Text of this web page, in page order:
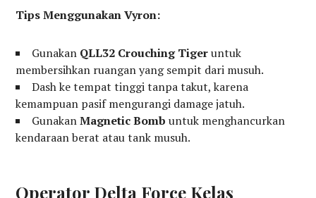
Tips Menggunakan Vyron:
Gunakan QLL32 Crouching Tigeruntuk
membersihkan ruangan yang sempit dari musuh.
Dash ke tempat tinggi tanpa takut, karena
kemampuan pasif mengurangi damage jatuh.
GunakanMagnetic Bomb untuk menghancurkan
kendaraan berat atau tank musuh.
Operator Delta Force Kelas